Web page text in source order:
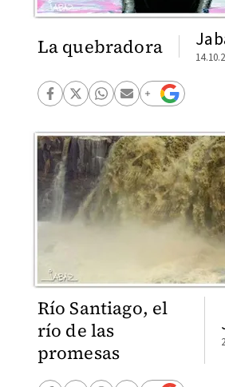
La quebradora
Río Santiago, el
río de las
promesas